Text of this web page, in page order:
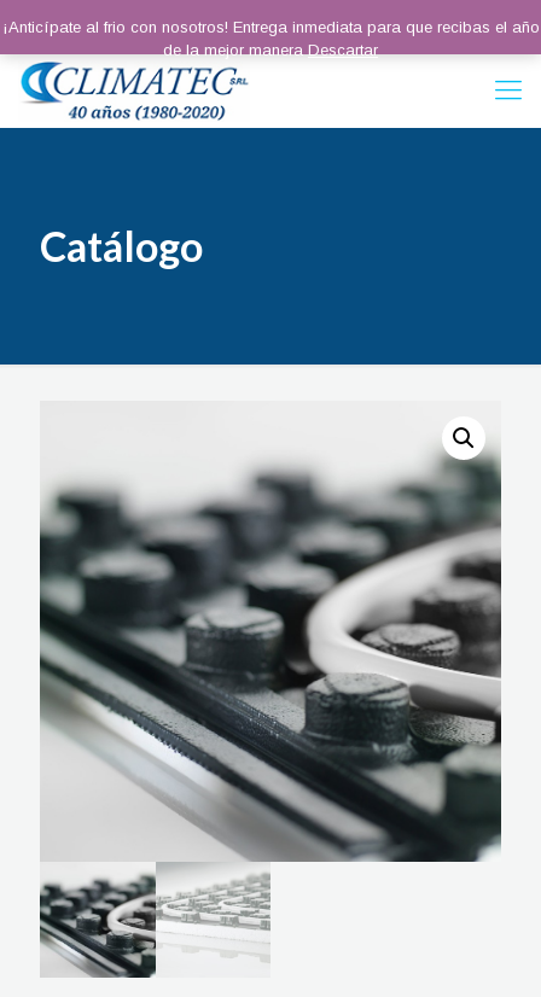
Catálogo
¡Anticípate al frio con nosotros! Entrega inmediata para que recibas el año
de la mejor maneraDescartar